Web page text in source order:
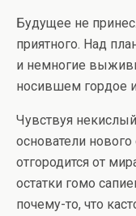
Будущее не
приятного. Над
и немногие
носившем гордое
Чувствуя
основатели
отгородится от
остатки гомо
почему-то, что